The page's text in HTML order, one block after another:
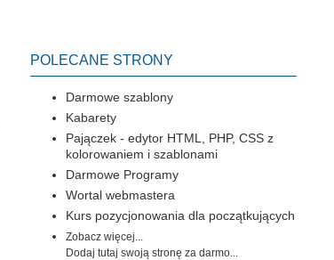
POLECANE STRONY
Darmowe szablony
Kabarety
Pajączek - edytor HTML, PHP, CSS z
kolorowaniem i szablonami
Darmowe Programy
Wortal webmastera
Kurs pozycjonowania dla początkujących
Zobacz więcej...
Dodaj tutaj swoją stronę za darmo...